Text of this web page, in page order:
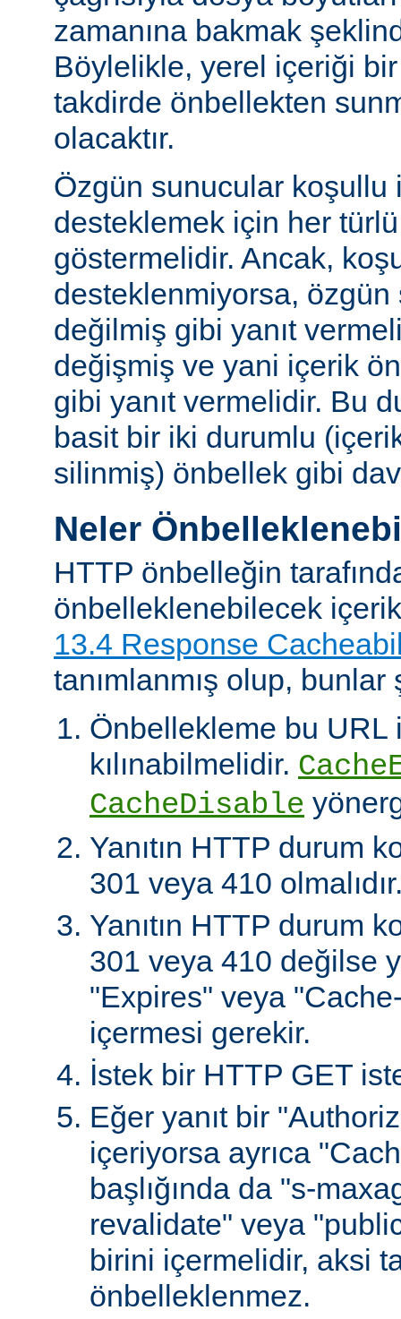
zamanına bakmak
Böylelikle, yerel içeriği bir
takdirde önbellekten
olacaktır.
Özgün sunucular koşullu
desteklemek için her türlü
göstermelidir. Ancak,
desteklenmiyorsa,
değilmiş gibi yanıt
değişmiş ve yani içerik
gibi yanıt vermelidir. Bu
basit bir iki durumlu
silinmiş) önbellek gibi
Neler
HTTP önbelleğin
önbelleklenebilecek
13.4 Response
tanımlanmış olup,
Önbellekleme bu URL
kılınabilmelidir.
CacheDisable
Yanıtın HTTP durum
301 veya 410
Yanıtın HTTP durum
301 veya 410 değilse
"Expires" veya
içermesi gerekir.
İstek bir HTTP GET
Eğer yanıt bir
içeriyorsa ayrıca
başlığında da "s-
revalidate" veya
birini içermelidir, aksi
önbelleklenmez.